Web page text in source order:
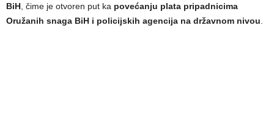
BiH , čime je otvoren put ka povećanju plata pripadnicima
Oružanih snaga BiH i policijskih agencija na državnom nivou